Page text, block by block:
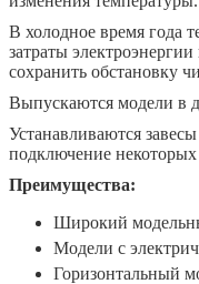
В холодное время года
затраты
сохранить обстановку
Выпускаются модели в
Устанавливаются
подключение некоторых
Преимущества:
Широкий
Модели с
Горизонтальный